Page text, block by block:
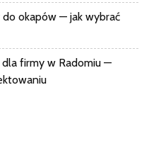
do okapów — jak wybrać
firmy w Radomiu —